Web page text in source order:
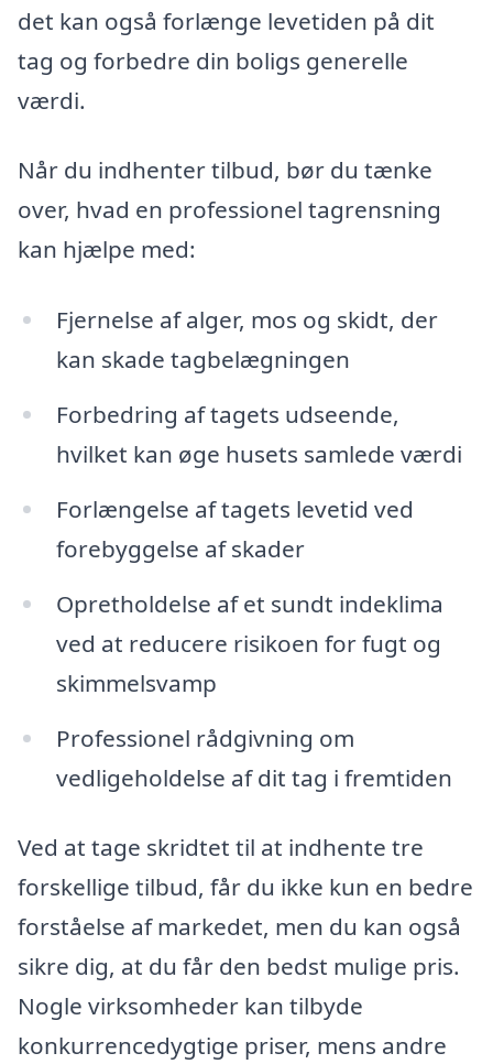
det kan også forlænge levetiden på dit
tag og forbedre din boligs generelle
værdi.
Når du indhenter tilbud, bør du tænke
over, hvad en professionel tagrensning
kan hjælpe med:
Fjernelse af alger, mos og skidt, der
kan skade tagbelægningen
Forbedring af tagets udseende,
hvilket kan øge husets samlede værdi
Forlængelse af tagets levetid ved
forebyggelse af skader
Opretholdelse af et sundt indeklima
ved at reducere risikoen for fugt og
skimmelsvamp
Professionel rådgivning om
vedligeholdelse af dit tag i fremtiden
Ved at tage skridtet til at indhente tre
forskellige tilbud, får du ikke kun en bedre
forståelse af markedet, men du kan også
sikre dig, at du får den bedst mulige pris.
Nogle virksomheder kan tilbyde
konkurrencedygtige priser, mens andre